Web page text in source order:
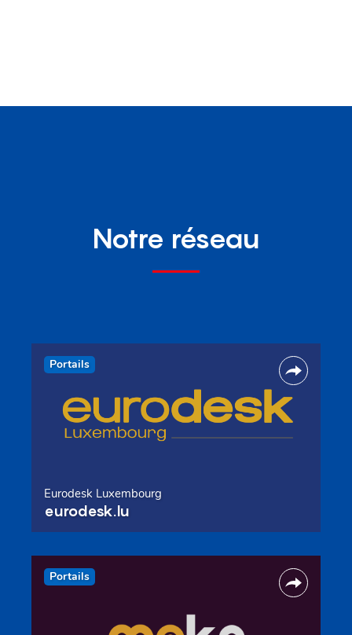
Notre réseau
Portails
Eurodesk Luxembourg
eurodesk.lu
Portails